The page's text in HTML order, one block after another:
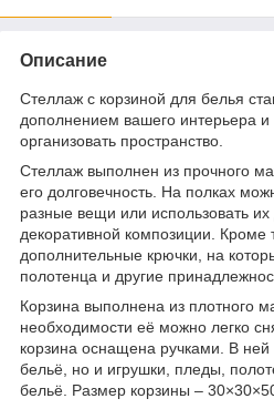
Описание
Стеллаж с корзиной для белья
дополнением вашего интерьера
организовать пространство.
Стеллаж выполнен из прочного
его долговечность. На полках
разные вещи или использовать их
декоративной композиции. Кроме
дополнительные крючки, на
полотенца и другие
Корзина выполнена из плотного
необходимости её можно легко
корзина оснащена ручками. В
бельё, но и игрушки, пледы,
бельё. Размер корзины –